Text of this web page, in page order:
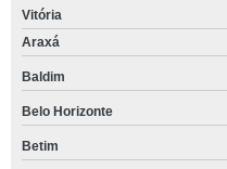
Vitória
Araxá
Baldim
Belo Horizonte
Betim